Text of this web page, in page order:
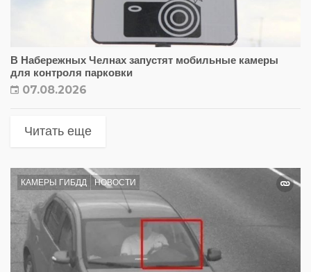
В Набережных Челнах запустят мобильные камеры
для контроля парковки
07.08.2026
Читать еще
КАМЕРЫ ГИБДД НОВОСТИ